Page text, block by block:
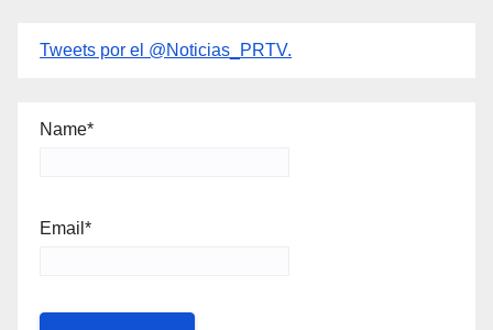
Tweets por el @Noticias_PRTV.
Name*
Email*